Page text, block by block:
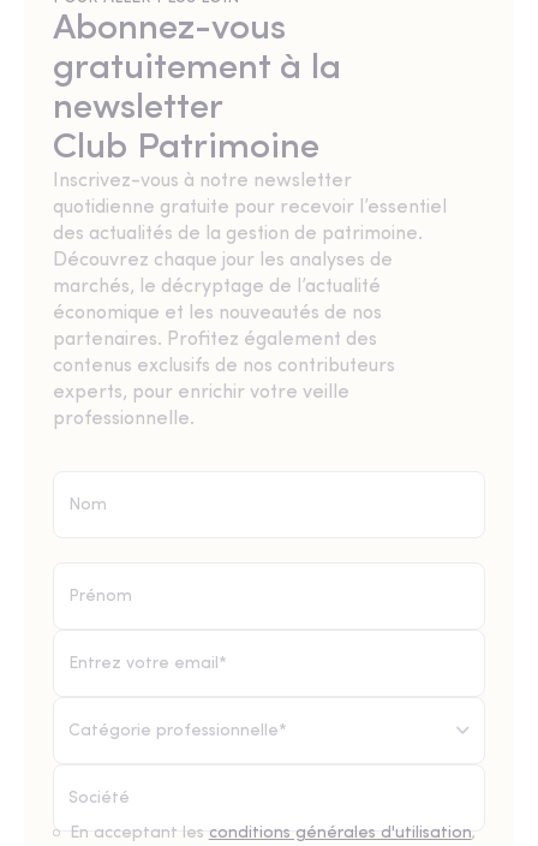
Abonnez-vous
gratuitement à la
newsletter
Club Patrimoine
Inscrivez-vous à notre newsletter
quotidienne gratuite pour recevoir l’essentiel
des actualités de la gestion de patrimoine.
Découvrez chaque jour les analyses de
marchés, le décryptage de l’actualité
économique et les nouveautés de nos
partenaires. Profitez également des
contenus exclusifs de nos contributeurs
experts, pour enrichir votre veille
professionnelle.
Catégorie professionnelle*
En acceptant les conditions générales d'utilisation,